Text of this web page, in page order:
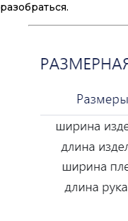
разобраться.